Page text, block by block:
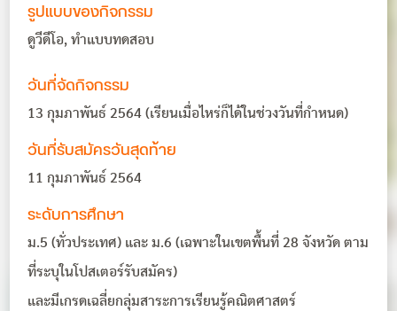
รูปแบบของกิจกรรม
ดูวีดีโอ, ทำแบบทดสอบ
วันที่จัดกิจกรรม
13 กุมภาพันธ์ 2564 (เรียนเมื่อไหร่ก็ได้ในช่วงวันที่กำหนด)
วันที่รับสมัครวันสุดท้าย
11 กุมภาพันธ์ 2564
ระดับการศึกษา
ม.5 (ทั่วประเทศ) และ ม.6 (เฉพาะในเขตพื้นที่ 28 จังหวัด ตาม
ที่ระบุในโปสเตอร์รับสมัคร)
และมีเกรดเฉลี่ยกลุ่มสาระการเรียนรู้คณิตศาสตร์